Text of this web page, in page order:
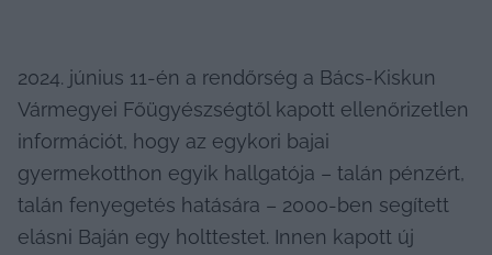
2024. június 11-én a rendőrség a Bács-Kiskun
Vármegyei Főügyészségtől kapott ellenőrizetlen
információt, hogy az egykori bajai
gyermekotthon egyik hallgatója – talán pénzért,
talán fenyegetés hatására – 2000-ben segített
elásni Baján egy holttestet. Innen kapott új